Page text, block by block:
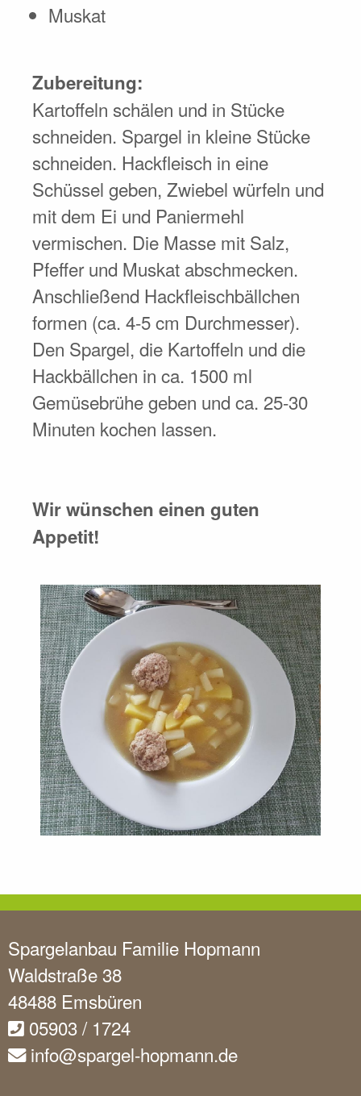
Muskat
Zubereitung:
Kartoffeln schälen und in Stücke
schneiden. Spargel in kleine Stücke
schneiden. Hackfleisch in eine
Schüssel geben, Zwiebel würfeln und
mit dem Ei und Paniermehl
vermischen. Die Masse mit Salz,
Pfeffer und Muskat abschmecken.
Anschließend Hackfleischbällchen
formen (ca. 4-5 cm Durchmesser).
Den Spargel, die Kartoffeln und die
Hackbällchen in ca. 1500 ml
Gemüsebrühe geben und ca. 25-30
Minuten kochen lassen.
Wir wünschen einen guten
Appetit!
Spargelanbau Familie Hopmann
Waldstraße 38
48488 Emsbüren
05903 / 1724
info@spargel-hopmann.de